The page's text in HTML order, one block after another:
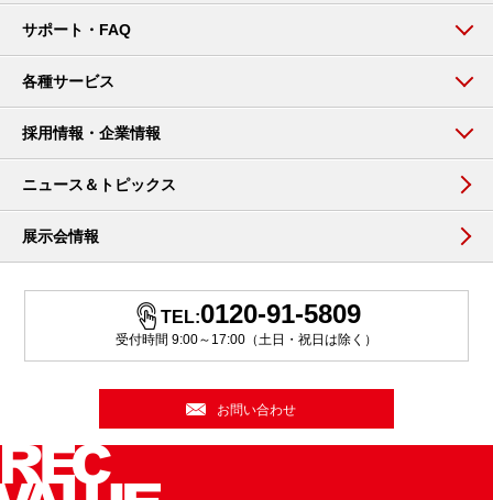
サポート・FAQ
各種サービス
採用情報・企業情報
ニュース＆トピックス
展示会情報
TEL:0120-91-5809
受付時間 9:00～17:00（土日・祝日は除く）
お問い合わせ